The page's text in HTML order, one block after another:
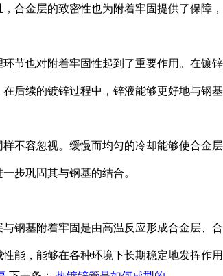
合金层的致密性也为附着牢固提供了保障
也对附着牢固性起到了重要作用。在镀
后续的镀锌过程中，锌液能够更好地与钢
容忽视。缓慢而均匀的冷却能够使合金
步巩固其与钢基的结合。
基附着牢固是由高温反应形成合金层、
能，能够在各种环境下长期稳定地发挥作用